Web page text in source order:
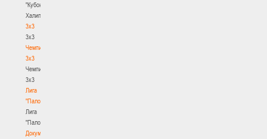
"Кубок
Халипского"
3x3
3x3
Чемпионат
3х3
Чемпионат
3х3
Лига
"Палова"
Лига
"Палова"
Документы